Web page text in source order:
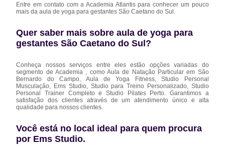
Entre em contato com a Academia Atlantis para conhecer um pouco
mais da aula de yoga para gestantes São Caetano do Sul.
Quer saber mais sobre aula de yoga para
gestantes São Caetano do Sul?
Conheça nossos serviços entre eles estão opções variadas do
segmento de Academia , como Aula de Natação Particular em São
Bernardo do Campo, Aula de Yoga Fitness, Studio Personal
Musculação, Ems Studio, Studio para Treino Personalizado, Studio
Personal Trainer Completo e Studio Pilates Perto. Garantimos a
satisfação dos clientes através de um atendimento único e alta
qualidade para nossos clientes.
Você está no local ideal para quem procura
por Ems Studio.